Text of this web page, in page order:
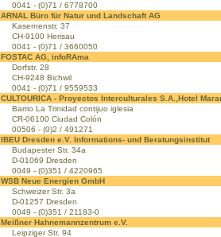
0041 - (0)71 / 6778700
ARNAL Büro für Natur und Landschaft AG
Kasernenstr. 37
CH-9100 Herisau
0041 - (0)71 / 3660050
FOSTAC AG, infoRAma
Dorfstr. 28
CH-9248 Bichwil
0041 - (0)71 / 9559533
CULTOURICA - Proyectos Interculturales S.A.,Hotel
Barrio La Trinidad contijuo iglesia
CR-06100 Ciudad Colón
00506 - (0)2 / 491271
IBEU Dresden e.V. Informations- und Beratungsinstitut
Budapester Str. 34a
D-01069 Dresden
0049 - (0)351 / 4220965
WSB Neue Energien GmbH
Schweizer Str. 3a
D-01257 Dresden
0049 - (0)351 / 21183-0
Meißner Hahnemannzentrum e.V.
Leipziger Str. 94